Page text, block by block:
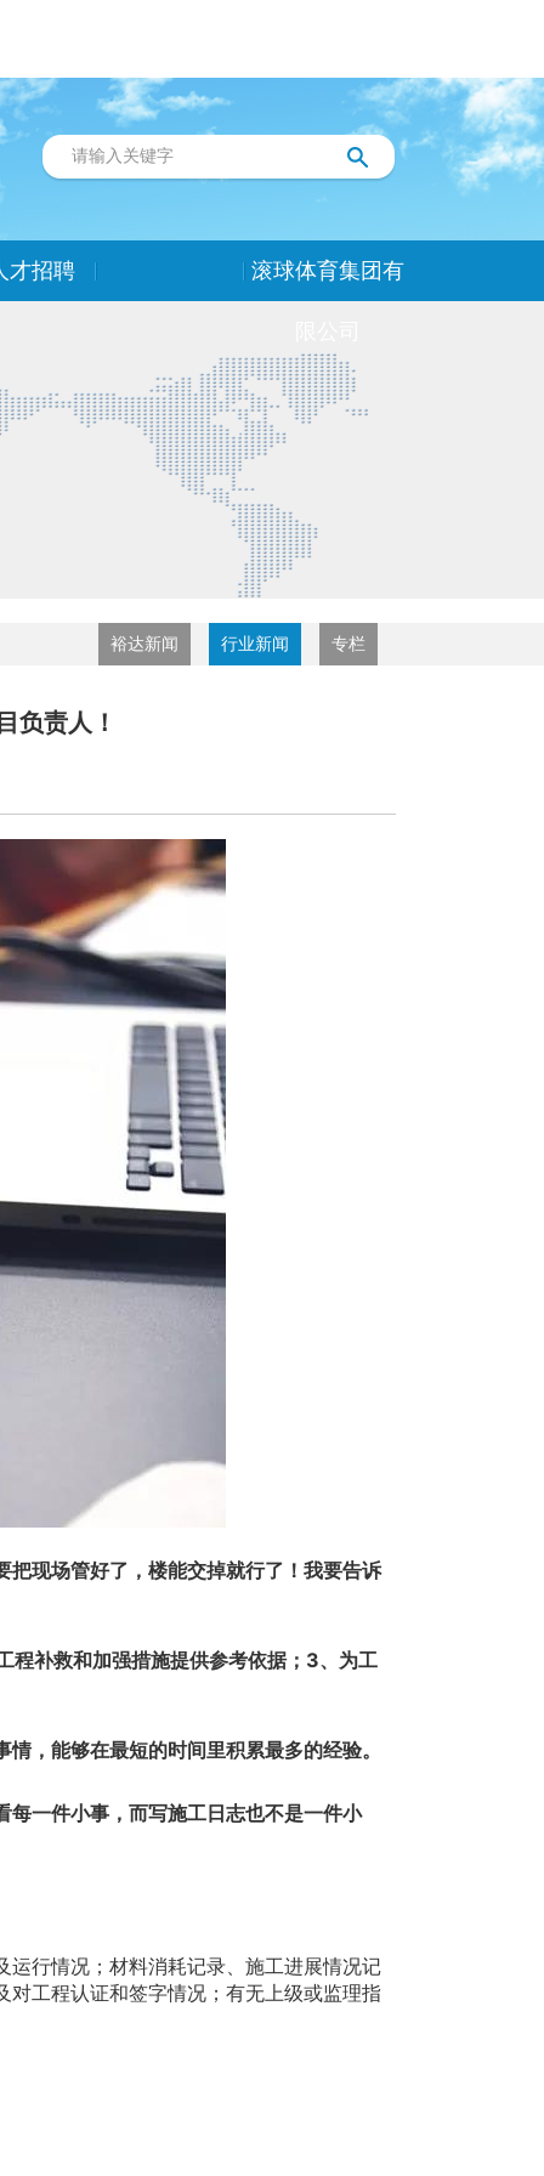
才招聘 滚球体育集团有
裕达新闻 行业新闻 专栏
负责人！
现场管好了，楼能交掉就行了！我要告诉
程补救和加强措施提供参考依据；3、为工
，能够在最短的时间里积累最多的经验。
一件小事，而写施工日志也不是一件小
运行情况；材料消耗记录、施工进展情况记
工程认证和签字情况；有无上级或监理指